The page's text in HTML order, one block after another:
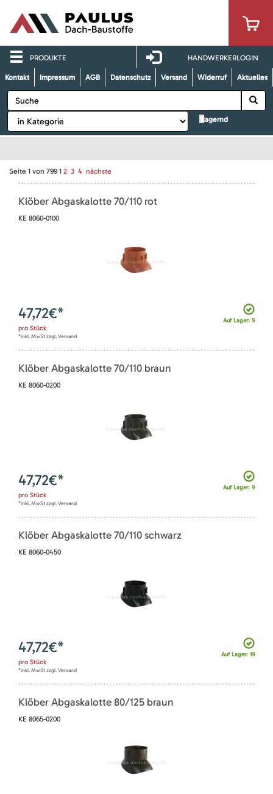
PRODUKTE HANDWERKERLOGIN
Kontakt Impressum AGB Datenschutz Versand Widerruf Aktuelles
lagernd
Seite 1 von 799 1 2 3 4 nächste
Klöber Abgaskalotte 70/110 rot
KE 8060-0100
Auf Lager: 9
47,72€*
pro Stück
*inkl. MwSt zzgl. Versand
Klöber Abgaskalotte 70/110 braun
KE 8060-0200
Auf Lager: 9
47,72€*
pro Stück
*inkl. MwSt zzgl. Versand
Klöber Abgaskalotte 70/110 schwarz
KE 8060-0450
Auf Lager: 19
47,72€*
pro Stück
*inkl. MwSt zzgl. Versand
Klöber Abgaskalotte 80/125 braun
KE 8065-0200